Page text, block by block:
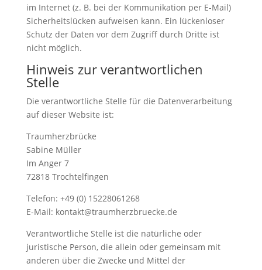
im Internet (z. B. bei der Kommunikation per E-Mail)
Sicherheitslücken aufweisen kann. Ein lückenloser
Schutz der Daten vor dem Zugriff durch Dritte ist
nicht möglich.
Hinweis zur verantwortlichen
Stelle
Die verantwortliche Stelle für die Datenverarbeitung
auf dieser Website ist:
Traumherzbrücke
Sabine Müller
Im Anger 7
72818 Trochtelfingen
Telefon: +49 (0) 15228061268
E-Mail: kontakt@traumherzbruecke.de
Verantwortliche Stelle ist die natürliche oder
juristische Person, die allein oder gemeinsam mit
anderen über die Zwecke und Mittel der